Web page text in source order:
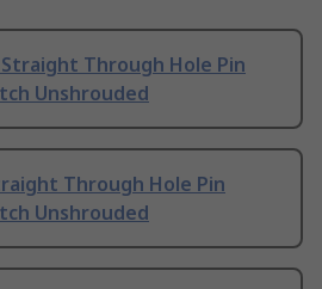
Through Hole Pin
Unshrouded
Through Hole Pin
Unshrouded